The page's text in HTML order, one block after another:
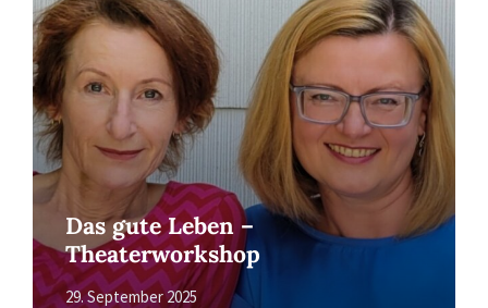
Das gute Leben –
Theaterworkshop
29. September 2025